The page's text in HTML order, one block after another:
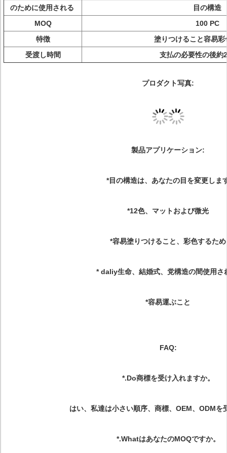
のために使用される
目の構造
MOQ
100 PC
特徴
塗りつけること容易彩
受渡し時間
支払の必要性の後約
プロダクト写真:
製品アプリケーション:
*目の構造は、あなたの目を変更しま
*12色、マットおよび微光
*容易塗りつけること、彩色するため
* daliy生命、結婚式、党構造の間使用さ
*容易運ぶこと
FAQ:
*.Do商標を受け入れますか。
はい、私達は小さい順序、商標、OEM、ODMを
*.WhatはあなたのMOQですか。